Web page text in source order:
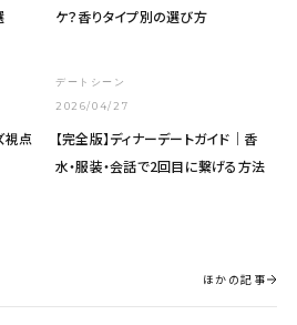
ケ？香りタイプ別の選び方
視点
デートシーン
2026/04/27
【完全版】ディナーデートガイド｜香
水・服装・会話で2回目に繋げる方法
ほかの記事